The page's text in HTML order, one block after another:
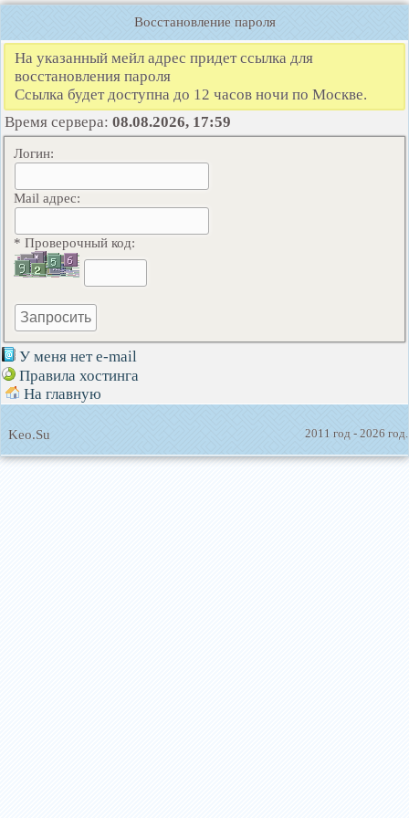
Восстановление пароля
На указанный мейл адрес придет ссылка для
восстановления пароля
Ссылка будет доступна до 12 часов ночи по Москве.
Время сервера: 08.08.2026, 17:59
Логин:
Mail адрес:
* Проверочный код:
У меня нет e-mail
Правила хостинга
На главную
Keo.Su 2011 год - 2026 год.